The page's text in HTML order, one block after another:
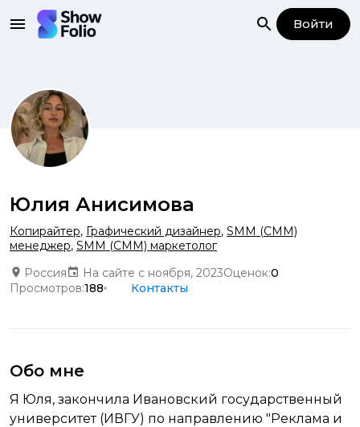
Войти
Юлия Анисимова
Копирайтер, Графический дизайнер, SMM (СММ)
менеджер, SMM (СММ) маркетолог
Россия
На сайте с ноября, 2023Оценок:0
Просмотров:188 Контакты
Обо мне
Я Юля, закончила Ивановский государственный
университет (ИВГУ) по направлению "Реклама и